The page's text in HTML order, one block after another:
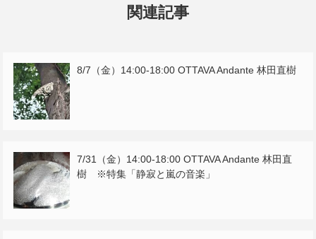
関連記事
8/7（金）14:00-18:00 OTTAVA Andante 林田直樹
7/31（金）14:00-18:00 OTTAVA Andante 林田直
樹 ※特集「静寂と嵐の音楽」